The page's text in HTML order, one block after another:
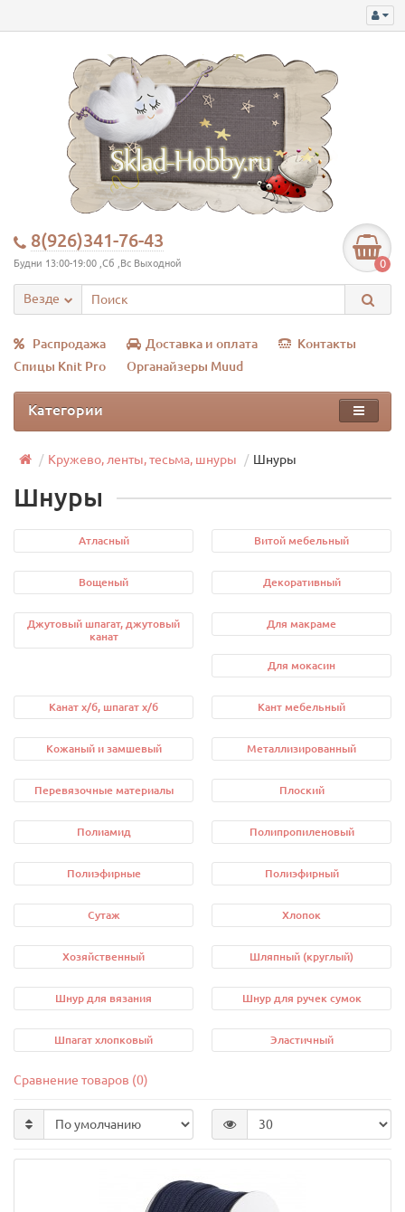
8(926)341-76-43
Будни 13:00-19:00 ,Сб ,Вс Выходной 0
Везде
Распродажа Доставка и оплата
Контакты
Спицы Knit Pro
Органайзеры Muud
Категории
Кружево, ленты, тесьма, шнуры Шнуры
Шнуры
Атласный Витой мебельный
Вощеный Декоративный
Джутовый шпагат, джутовый
канат
Для макраме
Для мокасин
Канат х/б, шпагат х/б Кант мебельный
Кожаный и замшевый Металлизированный
Перевязочные материалы Плоский
Полиамид Полипропиленовый
Полиэфирные Полиэфирный
Сутаж Хлопок
Хозяйственный Шляпный (круглый)
Шнур для вязания Шнур для ручек сумок
Шпагат хлопковый Эластичный
Сравнение товаров (0)